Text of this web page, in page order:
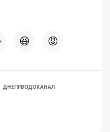
😆 😡
ДНЕПРВОДОКАНАЛ